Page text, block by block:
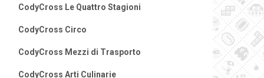
CodyCross Le Quattro Stagioni
CodyCross Circo
CodyCross Mezzi di Trasporto
CodyCross Arti Culinarie